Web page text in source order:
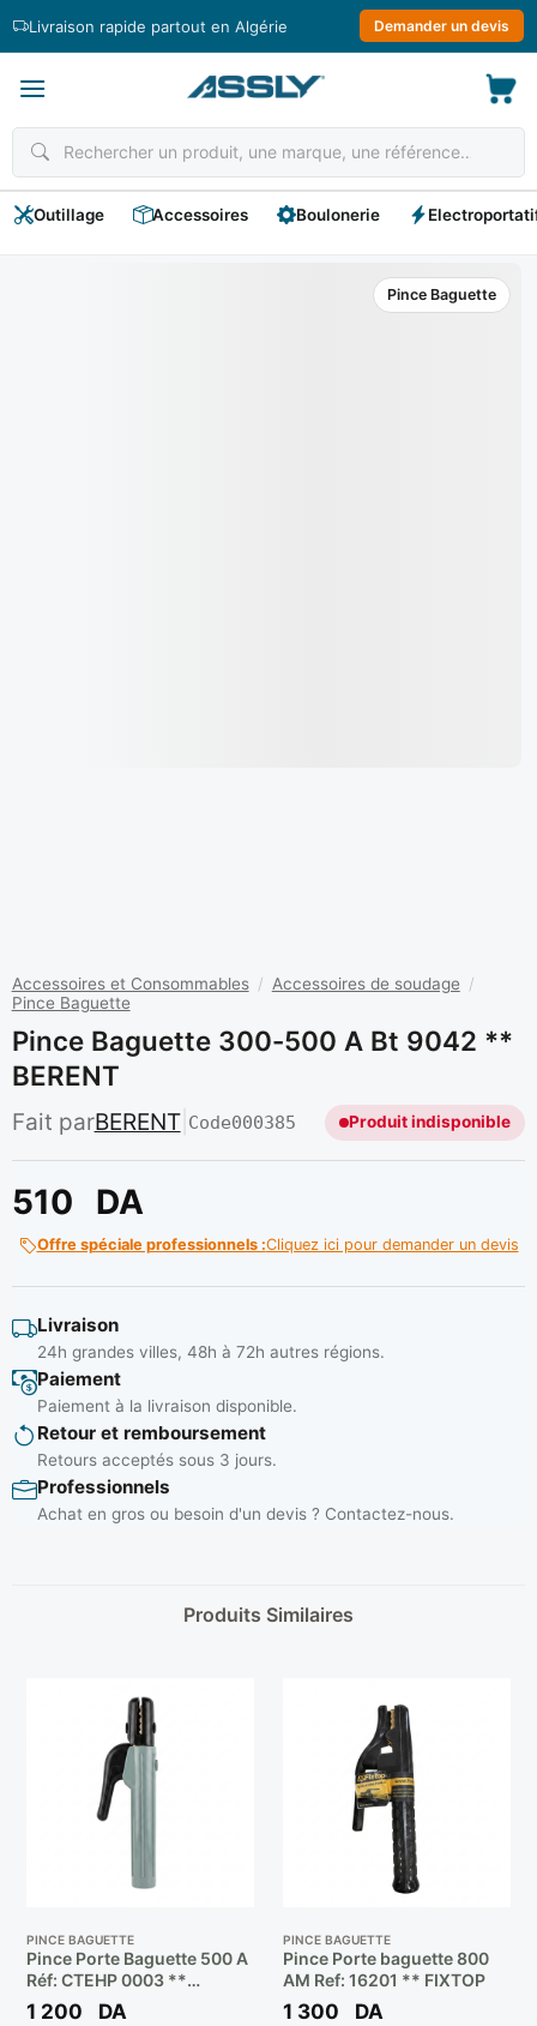
Livraison rapide partout en Algérie Demander un devis
Outillage Accessoires Boulonerie
Pince Baguette
Accessoires et Consommables / Accessoires de soudage /
Pince Baguette
Pince Baguette 300-500 A Bt 9042 **
BERENT
Fait parBERENT| Code000385 Produit indisponible
510 DA
Offre spéciale professionnels :Cliquez ici pour demander un devis
Livraison
24h grandes villes, 48h à 72h autres régions.
Paiement
Paiement à la livraison disponible.
Retour et remboursement
Retours acceptés sous 3 jours.
Professionnels
Achat en gros ou besoin d'un devis ? Contactez-nous.
Produits Similaires
PINCE BAGUETTE
Pince Porte Baguette 500 A
Réf: CTEHP 0003 **
CROWN
1 200 DA
PINCE BAGUETTE
Pince Porte baguette 800
AM Ref: 16201 ** FIXTOP
1 300 DA